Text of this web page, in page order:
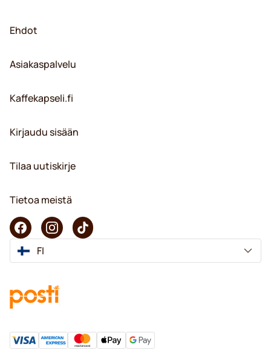
Ehdot
Asiakaspalvelu
Kaffekapseli.fi
Kirjaudu sisään
Tilaa uutiskirje
Tietoa meistä
FI